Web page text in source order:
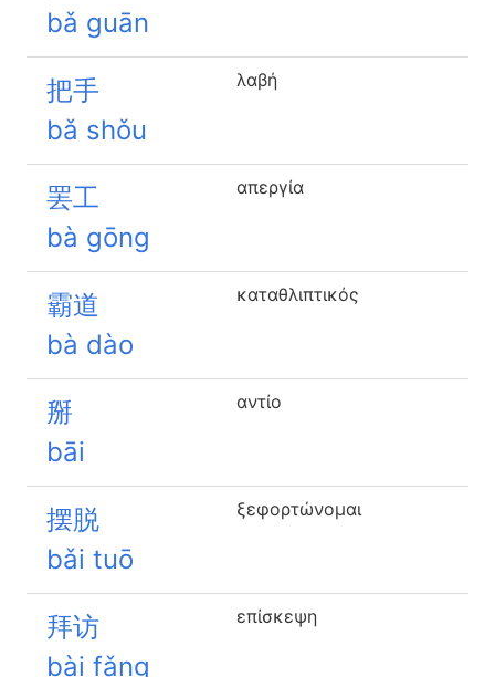
bǎ guān
把手
bǎ shǒu
λαβή
罢工
bà gōng
απεργία
霸道
bà dào
καταθλιπτικός
掰
bāi
αντίο
摆脱
bǎi tuō
ξεφορτώνομαι
拜访
bài fǎng
επίσκεψη